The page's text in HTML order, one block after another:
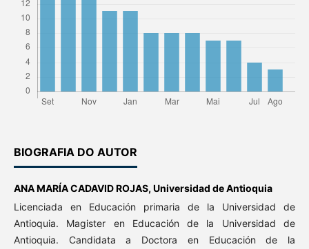
BIOGRAFIA DO AUTOR
ANA MARÍA CADAVID ROJAS, Universidad de Antioquia
Licenciada en Educación primaria de la Universidad de
Antioquia. Magister en Educación de la Universidad de
Antioquia. Candidata a Doctora en Educación de la